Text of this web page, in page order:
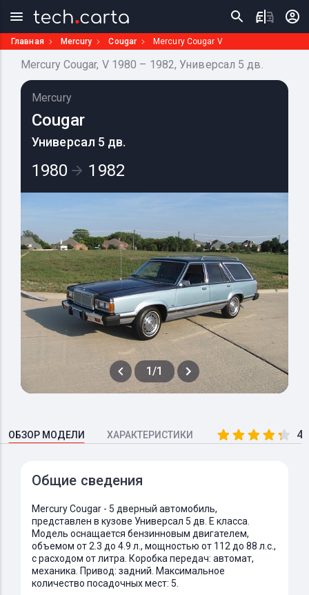
Главная Mercury Cougar Mercury Cougar V
Mercury Cougar, V 1980 – 1982, Универсал 5 дв.
Mercury
Cougar
Универсал 5 дв.
1980 1982
1/1
ОБЗОР МОДЕЛИ ХАРАКТЕРИСТИКИ
Общие сведения
Mercury Cougar - 5 дверный автомобиль,
представлен в кузове Универсал 5 дв. E класса.
Модель оснащается бензинновым двигателем,
объемом от 2.3 до 4.9 л., мощностью от 112 до 88 л.с.,
с расходом от литра. Коробка передач: автомат,
механика. Привод: задний. Максимальное
количество посадочных мест: 5.